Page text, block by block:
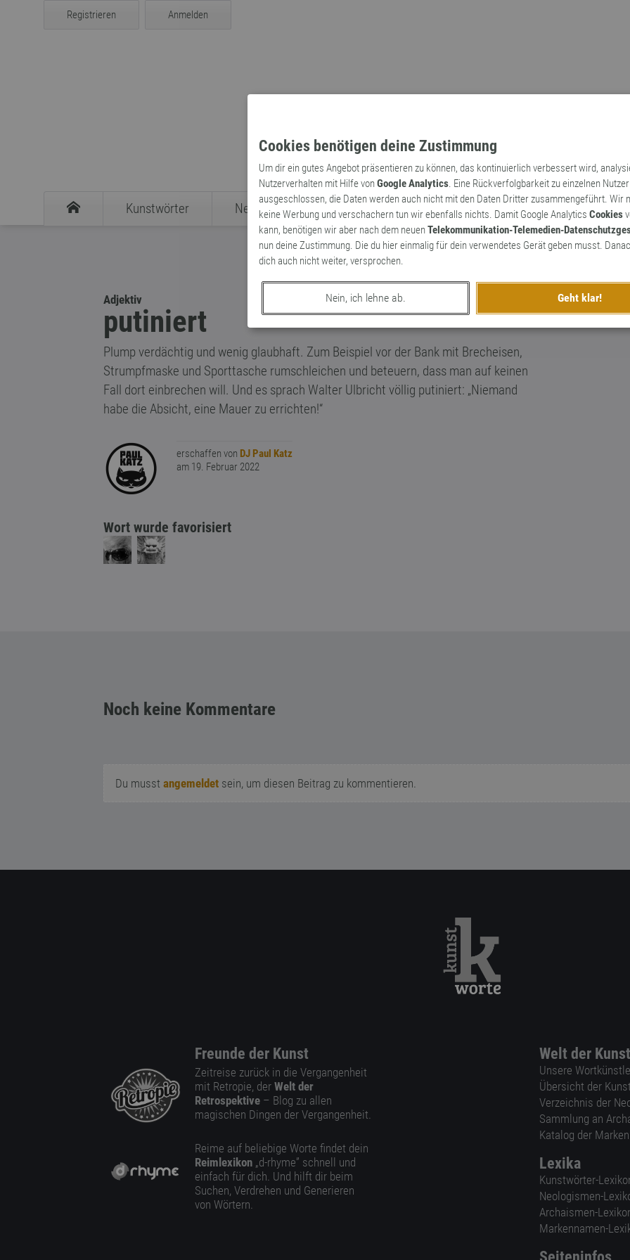
Cookies benötigen deine Zustimmung
Um dir ein gutes Angebot präsentieren zu können, das kontinuierlich verbessert wird,
Nutzerverhalten mit Hilfe vonGoogle Analytics. Eine Rückverfolgbarkeit zu einzelnen
ausgeschlossen, die Daten werden auch nicht mit den Daten Dritter zusammengeführt. Wir
keine Werbung und verschachern tun wir ebenfalls nichts. Damit Google Analytics Cookies
kann, benötigen wir aber nach dem neuenTelekommunikation-Telemedien-
nun deine Zustimmung. Die du hier einmalig für dein verwendetes Gerät geben musst.
dich auch nicht weiter, versprochen.
Nein, ich lehne ab. Geht klar!
Registrieren Anmelden
Kunstwörter Neologismen Archaismen Markennamen
Adjektiv
putiniert
Plump verdächtig und wenig glaubhaft. Zum Beispiel vor der Bank mit Brecheisen,
Strumpfmaske und Sporttasche rumschleichen und beteuern, dass man auf keinen
Fall dort einbrechen will. Und es sprach Walter Ulbricht völlig putiniert: „Niemand
habe die Absicht, eine Mauer zu errichten!“
erschaffen von DJ Paul Katz
am 19. Februar 2022
Wort wurde favorisiert
Noch keine Kommentare
Du musst angemeldet sein, um diesen Beitrag zu kommentieren.
Freunde der Kunst
Zeitreise zurück in die Vergangenheit
mit Retropie, der Welt der
Retrospektive – Blog zu allen
magischen Dingen der Vergangenheit.
Reime auf beliebige Worte findet dein
Reimlexikon „d-rhyme” schnell und
einfach für dich. Und hilft dir beim
Suchen, Verdrehen und Generieren
von Wörtern.
Welt der
Unsere
Übersicht der
Verzeichnis der
Sammlung an
Katalog der
Lexika
Kunstwörter-
Neologismen-
Archaismen-
Markennamen-